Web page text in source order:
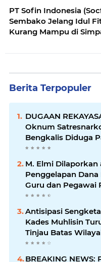
PT Sofin Indonesia
Sembako Jelang Idul
Kurang Mampu di
Berita Terpopuler
DUGAAN
Oknum
Bengkalis Diduga
Barang Bukti
Warga Hadir di TKP
M. Elmi Dilaporkan
Penggelapan
Guru dan Pegawai
Pastikan Proses
Berjalan
Antisipasi
Kades Muhlisin
Tinjau Batas
yang Diduga
BREAKING NEWS: